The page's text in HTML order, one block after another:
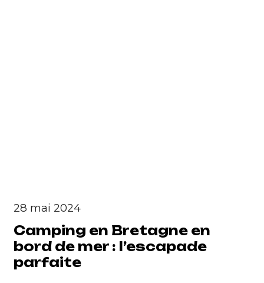
28 mai 2024
Camping en Bretagne en
bord de mer : l’escapade
parfaite